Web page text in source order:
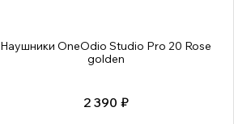
Наушники OneOdio Studio Pro 20 Rose
golden
2 390 ₽